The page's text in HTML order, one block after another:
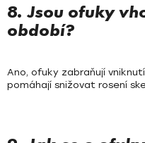
8. Jsou ofuky
období?
Ano, ofuky zabraňují
pomáhají snižovat rosení